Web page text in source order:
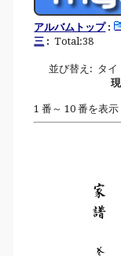
アルバムトップ:
三 : Total:38
並び替え: タイ
1 番～ 10 番を表示